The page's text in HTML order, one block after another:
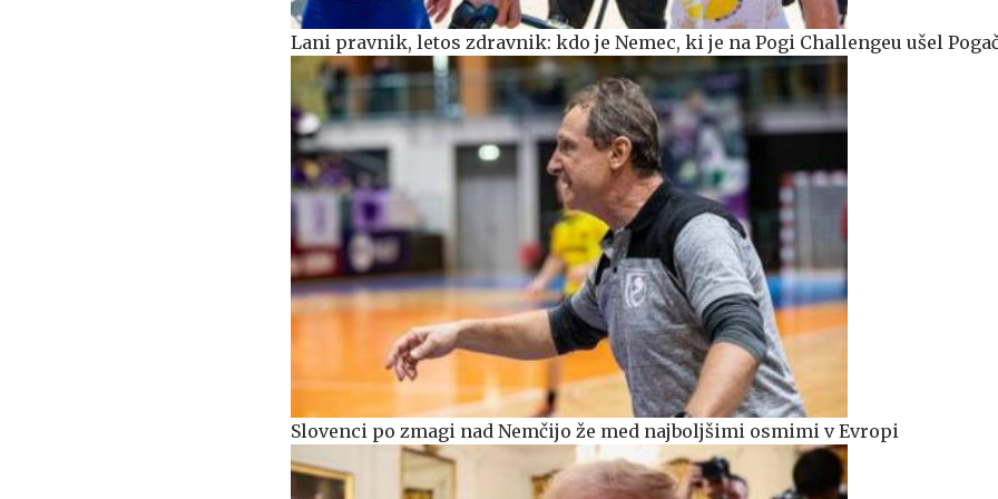
Lani pravnik, letos zdravnik: kdo je Nemec, ki je na Pogi Challengeu ušel
Slovenci po zmagi nad Nemčijo že med najboljšimi osmimi v Evropi